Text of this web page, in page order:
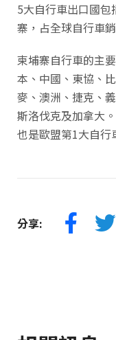
5大自行車出口國
寨，占全球自行車
柬埔寨自行車的主
本、中國、東協、
麥、澳洲、捷克、
斯洛伐克及加拿大
也是歐盟第1大自行
分享: